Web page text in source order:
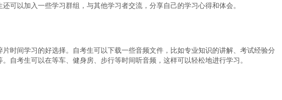
可以加入一些学习群组，与其他学习者交流，分享自己的学习心得和体会。
片时间学习的好选择。自考生可以下载一些音频文件，比如专业知识的讲解、考试经验分
自考生可以在等车、健身房、步行等时间听音频，这样可以轻松地进行学习。